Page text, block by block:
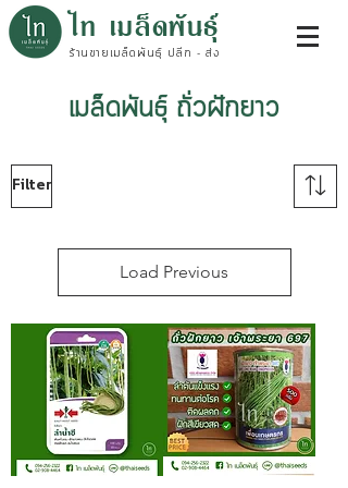
ไท เมล็ดพันธุ์
ร้านขายเมล็ดพันธุ์ ปลีก - ส่ง
เมล็ดพันธุ์ ถั่วฝักยาว
Filter
Load Previous